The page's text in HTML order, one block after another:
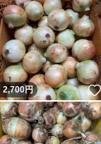
2,700円